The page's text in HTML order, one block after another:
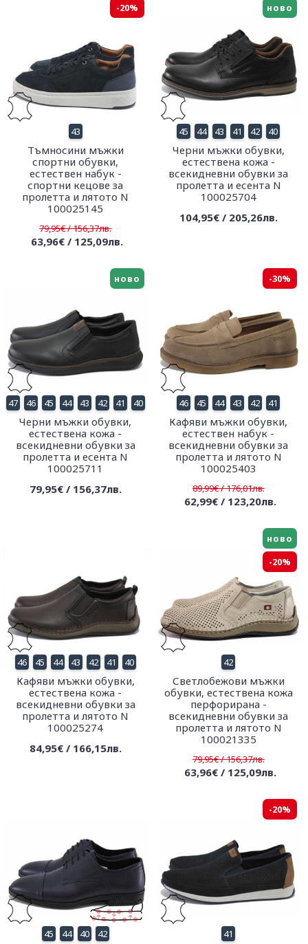
-20%
43
Тъмносини мъжки
спортни обувки,
естествен набук -
спортни кецове за
пролетта и лятото N
100025145
79,95€ / 156,37лв.
63,96€ / 125,09лв.
ново
45 44 43 41 42 40
Черни мъжки обувки,
естествена кожа -
всекидневни обувки за
пролетта и есента N
100025704
104,95€ / 205,26лв.
ново
47 46 45 44 43 42 41 40
Черни мъжки обувки,
естествена кожа -
всекидневни обувки за
пролетта и есента N
100025711
79,95€ / 156,37лв.
-30%
46 45 44 43 42 41
Кафяви мъжки обувки,
естествен набук -
всекидневни обувки за
пролетта и лятото N
100025403
89,99€ / 176,01лв.
62,99€ / 123,20лв.
46 45 44 43 42 41 40
Кафяви мъжки обувки,
естествена кожа -
всекидневни обувки за
пролетта и лятото N
100025274
84,95€ / 166,15лв.
ново
-20%
42
Светлобежови мъжки
обувки, естествена кожа
перфорирана -
всекидневни обувки за
пролетта и лятото N
100021335
79,95€ / 156,37лв.
63,96€ / 125,09лв.
45 44 40 42
-20%
41